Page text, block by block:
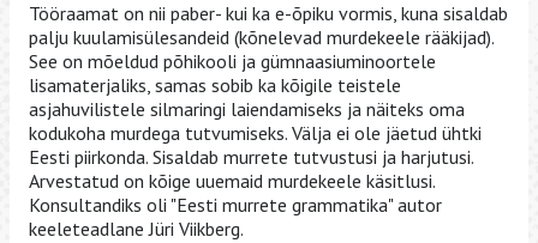
Tööraamat on nii paber- kui ka e-õpiku vormis, kuna sisaldab
palju kuulamisülesandeid (kõnelevad murdekeele rääkijad).
See on mõeldud põhikooli ja gümnaasiuminoortele
lisamaterjaliks, samas sobib ka kõigile teistele
asjahuvilistele silmaringi laiendamiseks ja näiteks oma
kodukoha murdega tutvumiseks. Välja ei ole jäetud ühtki
Eesti piirkonda. Sisaldab murrete tutvustusi ja harjutusi.
Arvestatud on kõige uuemaid murdekeele käsitlusi.
Konsultandiks oli "Eesti murrete grammatika" autor
keeleteadlane Jüri Viikberg.